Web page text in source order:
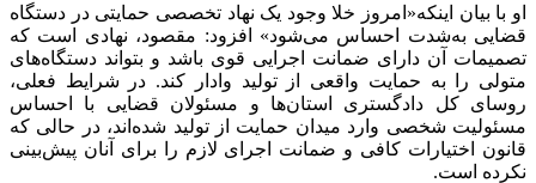
او با بیان اینکه«امروز خلا وجود یک نهاد تخصصی حمایتی در دستگاه
قضایی به‌شدت احساس می‌شود» افزود: مقصود، نهادی است که
تصمیمات آن دارای ضمانت اجرایی قوی باشد و بتواند دستگاه‌های
متولی را به حمایت واقعی از تولید وادار کند. در شرایط فعلی،
روسای کل دادگستری استان‌ها و مسئولان قضایی با احساس
مسئولیت شخصی وارد میدان حمایت از تولید شده‌اند، در حالی که
قانون اختیارات کافی و ضمانت اجرای لازم را برای آنان پیش‌بینی
نکرده است.